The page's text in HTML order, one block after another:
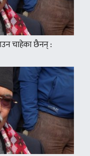
चाहेका छैनन् :